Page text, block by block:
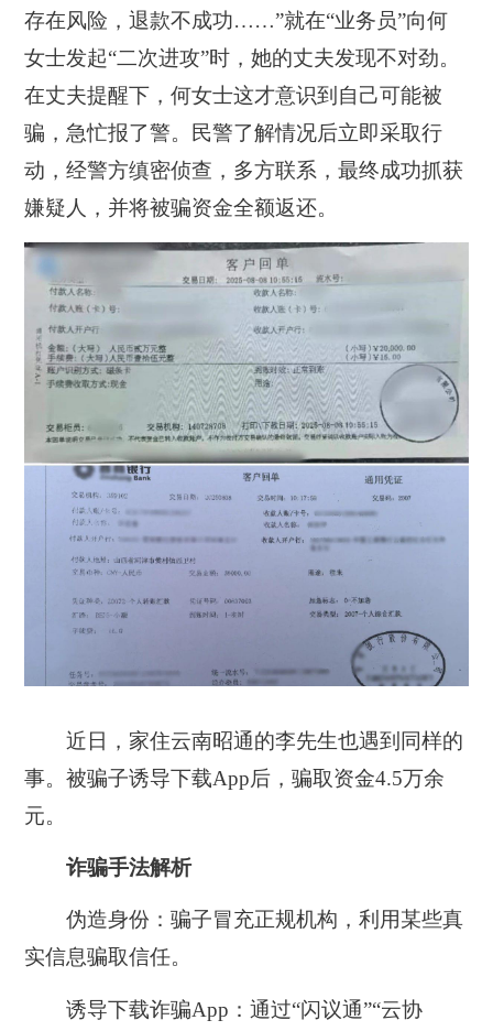
存在风险，退款不成功……”就在“业务员”向何
女士发起“二次进攻”时，她的丈夫发现不对劲。
在丈夫提醒下，何女士这才意识到自己可能被
骗，急忙报了警。民警了解情况后立即采取行
动，经警方缜密侦查，多方联系，最终成功抓获
嫌疑人，并将被骗资金全额返还。
近日，家住云南昭通的李先生也遇到同样的
事。被骗子诱导下载App后，骗取资金4.5万余
元。
诈骗手法解析
伪造身份：骗子冒充正规机构，利用某些真
实信息骗取信任。
诱导下载诈骗App：通过“闪议通”“云协